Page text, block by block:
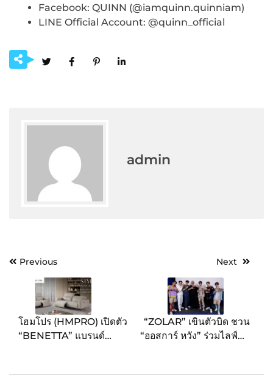
Facebook: QUINN (@iamquinn.quinniam)
LINE Official Account: @quinn_official
admin
PostPrevious
โฮมโปร (HMPRO) เปิดตัว
“BENETTA” แบรนด์
Style with Timeless
Next
“ZOLAR” เขินตัวบิด ชวน
“ออสการ์ หวัง” ร่วมไลฟ์สด
เดียวกัน Bond Bond